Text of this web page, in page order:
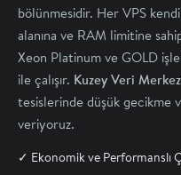
bölünmesidir. Her VPS
alanına ve RAM limitine
Xeon Platinum ve GOLD
ile çalışır. Kuzey Veri
tesislerinde düşük gecikme
veriyoruz.
✓ Ekonomik ve Performanslı